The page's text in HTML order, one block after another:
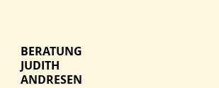
BERATUNG
JUDITH
ANDRESEN